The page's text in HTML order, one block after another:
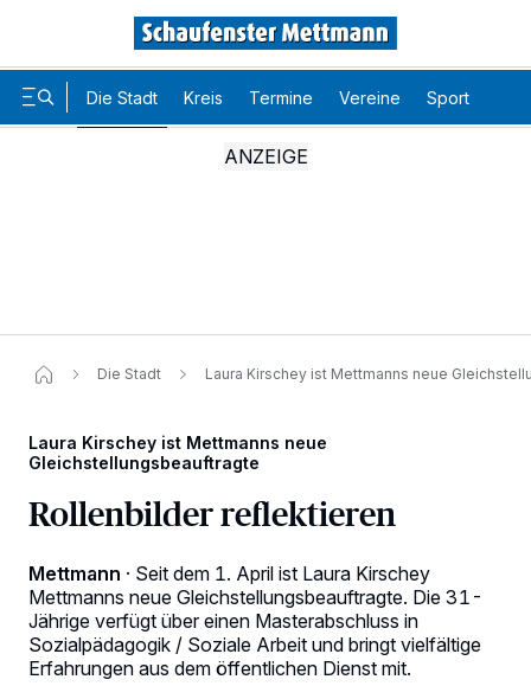
Die Stadt Kreis Termine Vereine Sport
Die Stadt Laura Kirschey ist Mettmanns neue
Laura Kirschey ist Mettmanns neue
Gleichstellungsbeauftragte
Rollenbilder reflektieren
Mettmann · Seit dem 1. April ist Laura Kirschey
Mettmanns neue Gleichstellungsbeauftragte. Die 31-
Jährige verfügt über einen Masterabschluss in
Sozialpädagogik / Soziale Arbeit und bringt vielfältige
Erfahrungen aus dem öffentlichen Dienst mit.
personenbezogene Daten wie Browserdaten oder eindeutige
Kennungen auf Ihrem Gerät zu. Durch Auswahl von OK aktivieren Sie
Tracking-Technologien für die unter „Wir und unsere Partner
verarbeiten Daten, um Ihnen Dienste bereitzustellen“ aufgeführten
Zwecke. Wenn Tracker deaktiviert sind, sind manche Inhalte und
Anzeigen möglicherweise nicht mehr so relevant für Sie. Sie können